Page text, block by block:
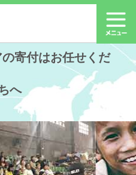
寄付はお任せくだ
へ